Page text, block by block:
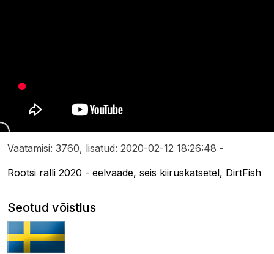
Vaatamisi: 3760, lisatud: 2020-02-12 18:26:48 -
Rootsi ralli 2020 - eelvaade, seis kiiruskatsetel, DirtFish
Seotud võistlus